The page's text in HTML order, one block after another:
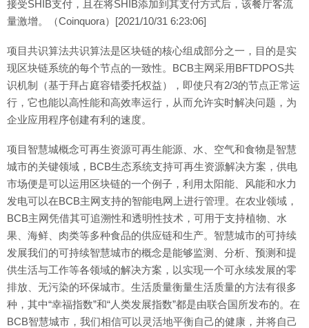
接受SHIB支付，且在将SHIB添加到其支付方式后，该餐厅客流
量激增。（Coinquora）[2021/10/31 6:23:06]
项目共识算法共识算法是区块链的核心组成部分之一，目的是实
现区块链系统的每个节点的一致性。BCB主网采用BFTDPOS共
识机制（基于拜占庭容错委托权益），即使只有2/3的节点正常运
行，它也能以高性能和高效率运行，从而允许实时解决问题，为
企业应用程序创建有利的速度。
项目智慧城概念可再生资源可再生能源、水、空气和食物是智慧
城市的关键领域，BCB生态系统支持可再生资源解决方案，供电
市场便是可以运用区块链的一个例子，利用太阳能、风能和水力
发电可以在BCB主网支持的智能电网上进行管理。在农业领域，
BCB主网凭借其可追溯性和透明性技术，可用于支持植物、水
果、海鲜、肉类等多种食品的供应链和生产。智慧城市的可持续
发展我们的可持续智慧城市的概念是能够监测、分析、预测和提
供生活与工作等各领域的解决方案，以实现一个可永续发展的零
排放、无污染的环保城市。生活质量衡量生活质量的方法有很多
种，其中“幸福指数”和“人类发展指数”都是由联合国所发布的。在
BCB智慧城市，我们相信可以灵活地平衡自己的健康，并将自己